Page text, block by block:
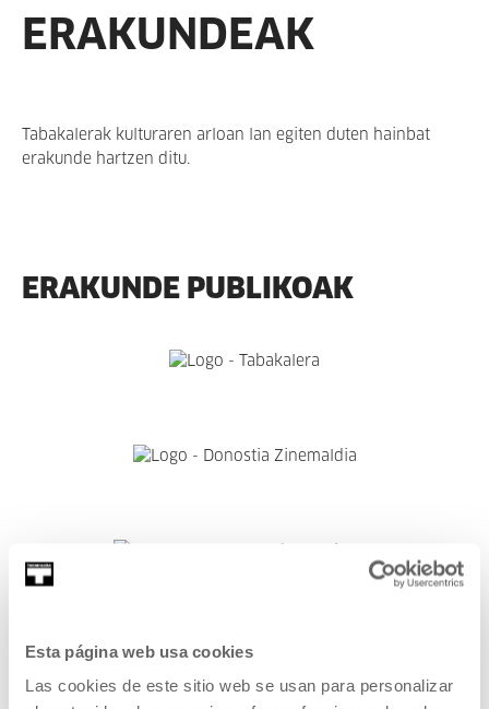
Esta página web usa cookies
Las cookies de este sitio web se usan para personalizar
ERAKUNDEAK
Tabakalerak kulturaren arloan lan egiten duten hainbat
erakunde hartzen ditu.
ERAKUNDE PUBLIKOAK